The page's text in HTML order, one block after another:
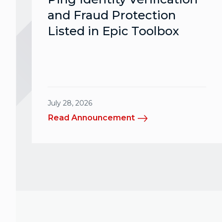
and Fraud Protection
Listed in Epic Toolbox
July 28, 2026
Read Announcement